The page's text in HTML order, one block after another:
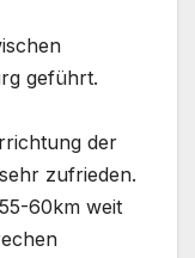
geführt.
der
zufrieden.
60km weit